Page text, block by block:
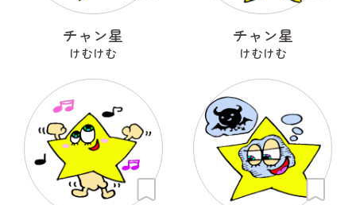
チャン星
けむけむ
チャン星
けむけむ